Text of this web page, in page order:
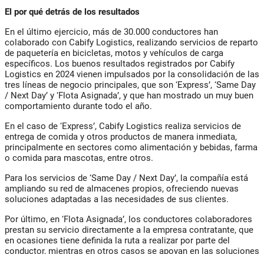
El por qué detrás de los resultados
En el último ejercicio, más de 30.000 conductores han
colaborado con Cabify Logistics, realizando servicios de reparto
de paquetería en bicicletas, motos y vehículos de carga
específicos. Los buenos resultados registrados por Cabify
Logistics en 2024 vienen impulsados por la consolidación de las
tres líneas de negocio principales, que son ‘Express’, ‘Same Day
/ Next Day’ y ‘Flota Asignada’, y que han mostrado un muy buen
comportamiento durante todo el año.
En el caso de ‘Express’, Cabify Logistics realiza servicios de
entrega de comida y otros productos de manera inmediata,
principalmente en sectores como alimentación y bebidas, farma
o comida para mascotas, entre otros.
Para los servicios de ‘Same Day / Next Day’, la compañía está
ampliando su red de almacenes propios, ofreciendo nuevas
soluciones adaptadas a las necesidades de sus clientes.
Por último, en ‘Flota Asignada’, los conductores colaboradores
prestan su servicio directamente a la empresa contratante, que
en ocasiones tiene definida la ruta a realizar por parte del
conductor, mientras en otros casos se apoyan en las soluciones